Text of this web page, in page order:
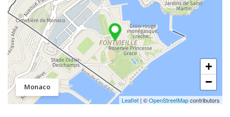
Monaco
+
−
Leaflet | ©OpenStreetMapcontributors